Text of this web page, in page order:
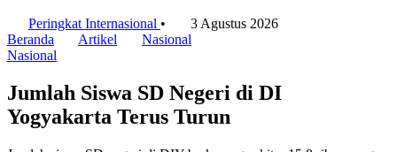
Peringkat Internasional •
3 Agustus 2026
Beranda
Artikel
Nasional
Nasional
Jumlah Siswa SD Negeri di DI
Yogyakarta Terus Turun